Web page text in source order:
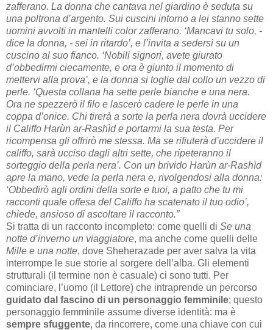
zafferano. La donna che cantava nel giardino è seduta su
una poltrona d’argento. Sui cuscini intorno a lei stanno sette
uomini avvolti in mantelli color zafferano. ‘Mancavi tu solo, -
dice la donna, - sei in ritardo’, e l’invita a sedersi su un
cuscino al suo fianco. ‘Nobili signori, avete giurato
d’obbedirmi ciecamente, e ora è giunto il momento di
mettervi alla prova’, e la donna si toglie dal collo un vezzo di
perle. ‘Questa collana ha sette perle bianche e una nera.
Ora ne spezzerò il filo e lascerò cadere le perle in una
coppa d’onice. Chi tirerà a sorte la perla nera dovrà uccidere
il Califfo Harùn ar-Rashìd e portarmi la sua testa. Per
ricompensa gli offrirò me stessa. Ma se rifiuterà d’uccidere il
califfo, sarà ucciso dagli altri sette, che ripeteranno il
sorteggio della perla nera’. Con un brivido Harùn ar-Rashìd
apre la mano, vede la perla nera e, rivolgendosi alla donna:
‘Obbedirò agli ordini della sorte e tuoi, a patto che tu mi
racconti quale offesa del Califfo ha scatenato il tuo odio’,
chiede, ansioso di ascoltare il racconto.”
Si tratta di un racconto incompleto: come quelli di Se una
notte d’inverno un viaggiatore, ma anche come quelli delle
Mille e una notte, dove Sheherazade per aver salva la vita
interrompe le sue storie al sorgere dell’alba. Gli elementi
strutturali (il termine non è casuale) ci sono tutti. Per
cominciare, l’uomo (il Lettore) che intraprende un percorso
guidato dal fascino di un personaggio femminile; questo
personaggio femminile assume diverse identità: ma è
sempre sfuggente, da rincorrere, come una chiave con cui